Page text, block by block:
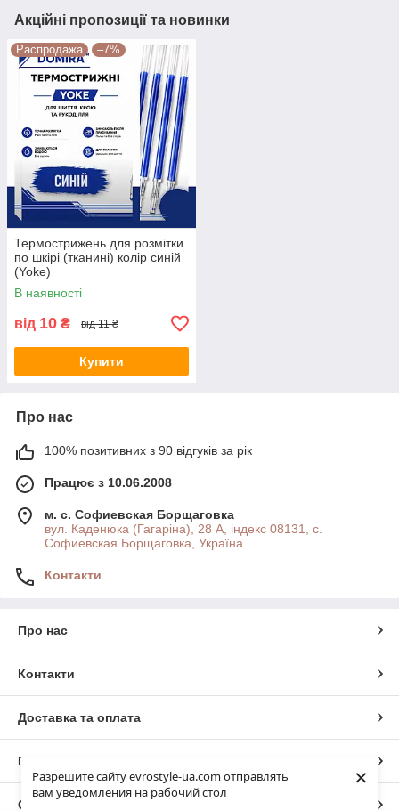
Разрешите сайту evrostyle-ua.com отправлять
вам уведомления на рабочий стол
×
Акційні пропозиції та новинки
Распродажа –7%
Термострижень для розмітки
по шкірі (тканині) колір синій
(Yoke)
В наявності
від 10 ₴ від 11 ₴
Купити
Про нас
100% позитивних з 90 відгуків за рік
Працює з 10.06.2008
м. с. Софиевская Борщаговка
вул. Каденюка (Гагаріна), 28 А, індекс 08131, с.
Софиевская Борщаговка, Україна
Контакти
Про нас
Контакти
Доставка та оплата
Повна версія сайту
Сайт створено на маркетплейсі